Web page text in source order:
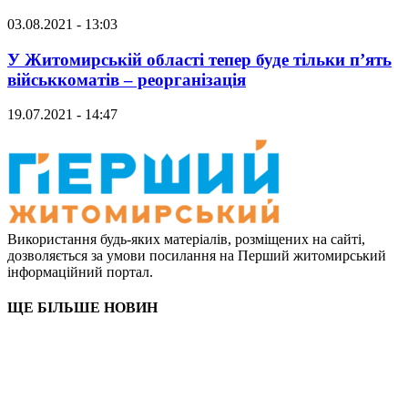
03.08.2021 - 13:03
У Житомирській області тепер буде тільки п’ять
військкоматів – реорганізація
19.07.2021 - 14:47
Використання будь-яких матеріалів, розміщених на сайті,
дозволяється за умови посилання на Перший житомирський
інформаційний портал.
ЩЕ БІЛЬШЕ НОВИН